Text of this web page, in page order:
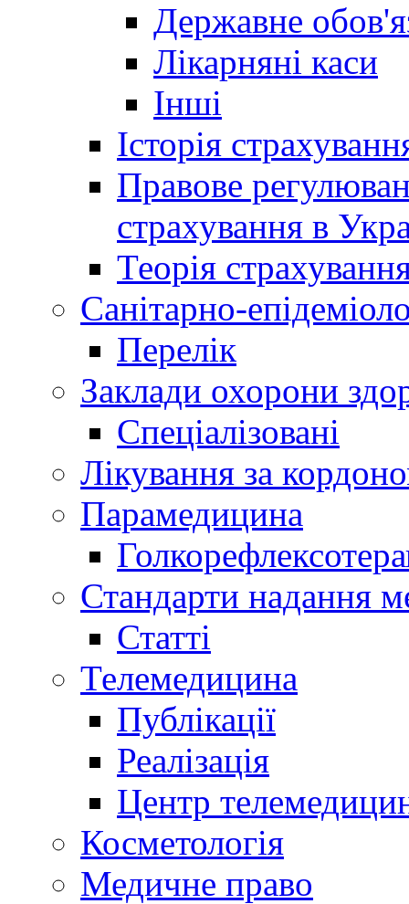
Державне
Лікарняні каси
Інші
Історія
Правове
страхування в
Теорія
Санітарно-
Перелік
Заклади охорони
Спеціалізовані
Лікування за
Парамедицина
Стандарти надання
Статті
Телемедицина
Публікації
Реалізація
Центр
Косметологія
Медичне право